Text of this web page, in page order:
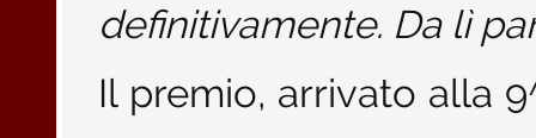
definitivamente. Da lì
Il premio, arrivato alla